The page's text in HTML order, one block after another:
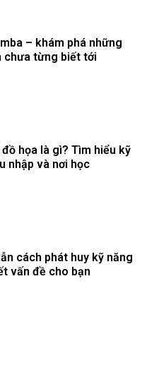
– khám phá những
chưa từng biết tới
họa là gì? Tìm hiểu kỹ
nhập và nơi học
cách phát huy kỹ năng
vấn đề cho bạn